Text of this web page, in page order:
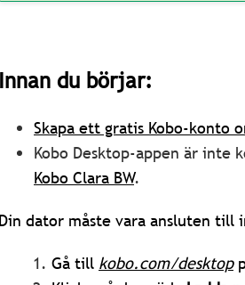
Innan du börjar:
Skapa ett gratis Kobo-konto
Kobo Desktop-appen är inte
Kobo Clara BW.
Din dator måste vara ansluten
Gå till kobo.com/desktop